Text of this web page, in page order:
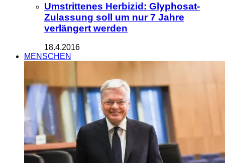
Umstrittenes Herbizid: Glyphosat-
Zulassung soll um nur 7 Jahre
verlängert werden
18.4.2016
MENSCHEN